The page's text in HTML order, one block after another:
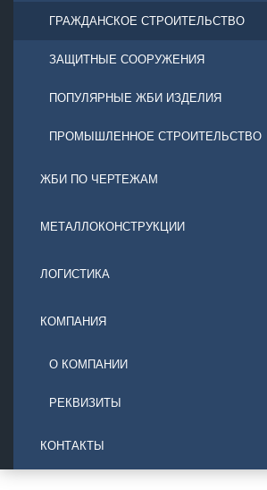
ГРАЖДАНСКОЕ СТРОИТЕЛЬСТВО
ЗАЩИТНЫЕ СООРУЖЕНИЯ
ПОПУЛЯРНЫЕ ЖБИ ИЗДЕЛИЯ
ПРОМЫШЛЕННОЕ СТРОИТЕЛЬСТВО
ЖБИ ПО ЧЕРТЕЖАМ
МЕТАЛЛОКОНСТРУКЦИИ
ЛОГИСТИКА
КОМПАНИЯ
О КОМПАНИИ
РЕКВИЗИТЫ
КОНТАКТЫ